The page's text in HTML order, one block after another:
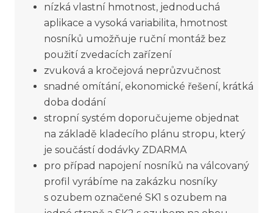
nízká vlastní hmotnost, jednoduchá
aplikace a vysoká variabilita, hmotnost
nosníků umožňuje ruční montáž bez
použití zvedacích zařízení
zvuková a kročejová neprůzvučnost
snadné omítání, ekonomické řešení, krátká
doba dodání
stropní systém doporučujeme objednat
na základě kladecího plánu stropu, který
je součástí dodávky ZDARMA
pro případ napojení nosníků na válcovaný
profil vyrábíme na zakázku nosníky
s ozubem označené SK1 s ozubem na